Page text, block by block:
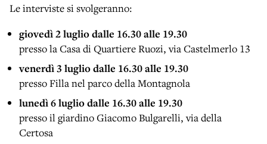
Le interviste si svolgeranno:
giovedì 2 luglio dalle 16.30 alle 19.30
presso la Casa di Quartiere Ruozi, via Castelmerlo 13
venerdì 3 luglio dalle 16.30 alle 19.30
presso Filla nel parco della Montagnola
lunedì 6 luglio dalle 16.30 alle 19.30
presso il giardino Giacomo Bulgarelli, via della
Certosa